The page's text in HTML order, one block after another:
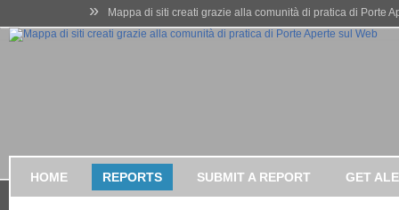
» Mappa di siti creati grazie alla comunità di pratica di Porte
HOME REPORTS SUBMIT A REPORT GET